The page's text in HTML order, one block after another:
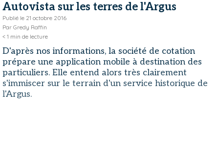
Autovista sur les terres de l'Argus
Publié le 21 octobre 2016
Par Gredy Raffin
< 1 min de lecture
D'après nos informations, la société de cotation
prépare une application mobile à destination des
particuliers. Elle entend alors très clairement
s'immiscer sur le terrain d'un service historique de
l'Argus.